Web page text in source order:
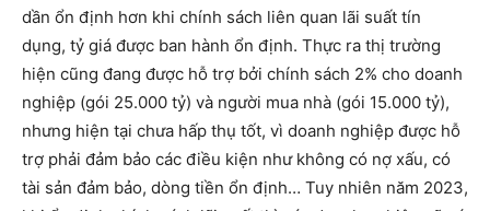
dần ổn định hơn khi chính sách liên quan lãi suất tín
dụng, tỷ giá được ban hành ổn định. Thực ra thị trường
hiện cũng đang được hỗ trợ bởi chính sách 2% cho doanh
nghiệp (gói 25.000 tỷ) và người mua nhà (gói 15.000 tỷ),
nhưng hiện tại chưa hấp thụ tốt, vì doanh nghiệp được hỗ
trợ phải đảm bảo các điều kiện như không có nợ xấu, có
tài sản đảm bảo, dòng tiền ổn định… Tuy nhiên năm 2023,